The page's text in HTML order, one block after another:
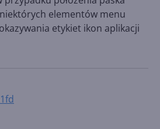
elementów menu
etykiet ikon aplikacji